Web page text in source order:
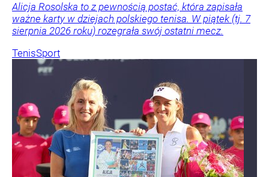
Alicja Rosolska to z pewnością postać, która zapisała
ważne karty w dziejach polskiego tenisa. W piątek (tj. 7
sierpnia 2026 roku) rozegrała swój ostatni mecz.
TenisSport